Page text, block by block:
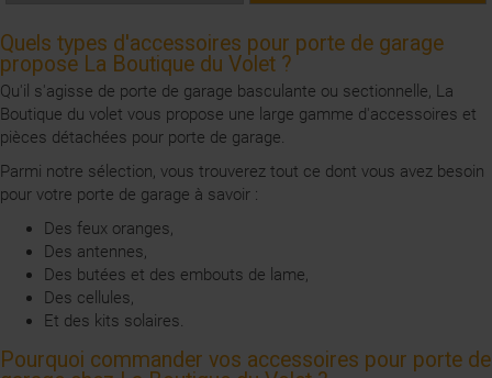
Quels types d'accessoires pour porte de garage
propose La Boutique du Volet ?
Qu'il s'agisse de porte de garage basculante ou sectionnelle, La
Boutique du volet vous propose une large gamme d'accessoires et
pièces détachées pour porte de garage.
Parmi notre sélection, vous trouverez tout ce dont vous avez besoin
pour votre porte de garage à savoir :
Des feux oranges,
Des antennes,
Des butées et des embouts de lame,
Des cellules,
Et des kits solaires.
Pourquoi commander vos accessoires pour porte de